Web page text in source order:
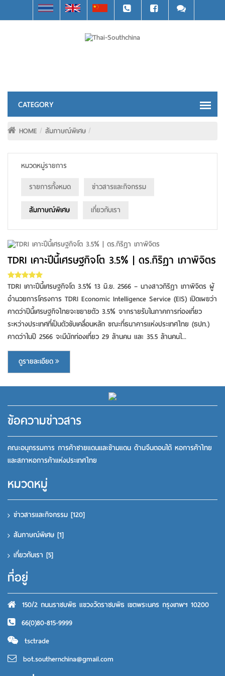
HOME สัมภาษณ์พิเศษ
หมวดหมู่รายการ
รายการทั้งหมด
ข่าวสารและกิจกรรม
สัมภาษณ์พิเศษ
เกี่ยวกับเรา
ดูรายละเอียด
TDRI เคาะปีนี้เศรษฐกิจโต 3.5% | ดร.กิริฎา เภาพิจิตร
TDRI เคาะปีนี้เศรษฐกิจโต 3.5% 13 มิ.ย. 2566 – นางสาวกิริฎา เภาพิจิตร ผู้
อำนวยการโครงการ TDRI Economic Intelligence Service (EIS) เปิดเผยว่า
คาดว่าปีนี้เศรษฐกิจไทยจะขยายตัว 3.5% จากรายรับในภาคการท่องเที่ยว
ระหว่างประเทศที่เป็นตัวขับเคลื่อนหลัก ขณะที่ธนาคารแห่งประเทศไทย (ธปท.)
คาดว่าในปี 2566 จะมีนักท่องเที่ยว 29 ล้านคน และ 35.5 ล้านคนใ...
ดูรายละเอียด
ข้อความข่าวสาร
คณะอนุกรรมการ การค้าชายแดนและข้ามแดน ด้านจีนตอนใต้ หอการค้าไทย
และสภาหอการค้าแห่งประเทศไทย
หมวดหมู่
ข่าวสารและกิจกรรม [120]
สัมภาษณ์พิเศษ [1]
เกี่ยวกับเรา [5]
ที่อยู่
150/2 ถนนราชบพิธ แขวงวัดราชบพิธ เขตพระนคร กรุงเทพฯ 10200
66(0)80-815-9999
tsctrade
bot.southernchina@gmail.com